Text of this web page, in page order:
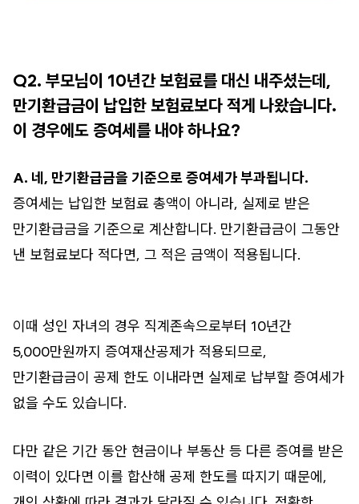
Q2. 부모님이 10년간 보험료를 대신 내주셨는데,
만기환급금이 납입한 보험료보다 적게 나왔습니다.
이 경우에도 증여세를 내야 하나요?
A. 네, 만기환급금을 기준으로 증여세가 부과됩니다.
증여세는 납입한 보험료 총액이 아니라, 실제로 받은
만기환급금을 기준으로 계산합니다. 만기환급금이 그동안
낸 보험료보다 적다면, 그 적은 금액이 적용됩니다.
이때 성인 자녀의 경우 직계존속으로부터 10년간
5,000만원까지 증여재산공제가 적용되므로,
만기환급금이 공제 한도 이내라면 실제로 납부할 증여세가
없을 수도 있습니다.
다만 같은 기간 동안 현금이나 부동산 등 다른 증여를 받은
이력이 있다면 이를 합산해 공제 한도를 따지기 때문에,